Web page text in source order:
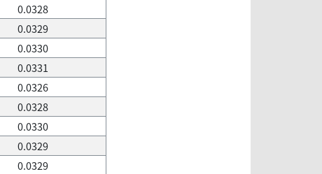
0.0328
0.0329
0.0330
0.0331
0.0326
0.0328
0.0330
0.0329
0.0329